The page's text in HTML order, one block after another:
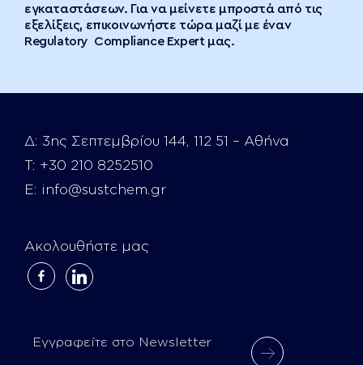
εγκαταστάσεων. Για να μείνετε μπροστά από τις
εξελίξεις, επικοινωνήστε τώρα μαζί με έναν
Regulatory Compliance Expert μας.
Δ: 3ης Σεπτεμβρίου 144, 112 51 – Αθήνα
Τ: +30 210 8252510
E: info@sustchem.gr
Ακολουθήστε μας
facebook-
linkedin
Εγγραφείτε στο Newsletter